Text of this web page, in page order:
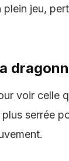
jeu,
voir celle
serrée